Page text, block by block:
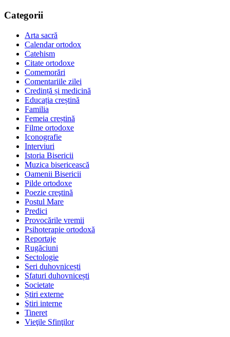
Categorii
Arta sacră
Calendar ortodox
Catehism
Citate ortodoxe
Comemorări
Comentariile zilei
Credință și medicină
Educația creștină
Familia
Femeia creștină
Filme ortodoxe
Iconografie
Interviuri
Istoria Bisericii
Muzica bisericească
Oamenii Bisericii
Pilde ortodoxe
Poezie creştină
Postul Mare
Predici
Provocările vremii
Psihoterapie ortodoxă
Reportaje
Rugăciuni
Sectologie
Seri duhovnicești
Sfaturi duhovnicești
Societate
Știri externe
Ştiri interne
Tineret
Vieţile Sfinţilor